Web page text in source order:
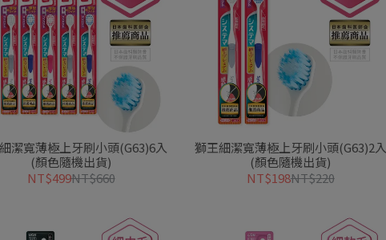
潔寬薄極上牙刷小頭(G63)6入
(顏色隨機出貨)
NT$499NT$660
獅王細潔寬薄極上牙刷小頭(G63)2入
(顏色隨機出貨)
NT$198NT$220